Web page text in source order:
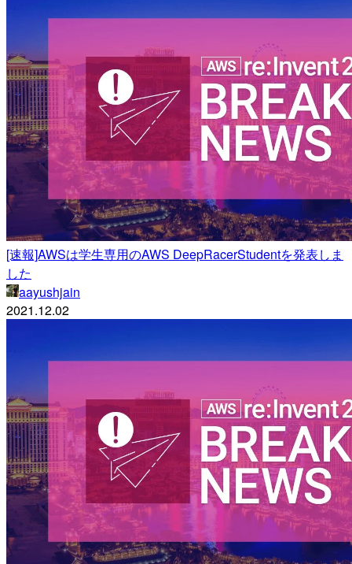
[速報]AWSは学生専用のAWS DeepRacerStudentを発表しま
した
aayushjain
2021.12.02